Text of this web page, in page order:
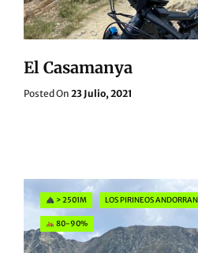
El Casamanya
Posted On Posted
23 Julio, 2021
Categories
> 2501M LOS PIRINEOS
80-90%